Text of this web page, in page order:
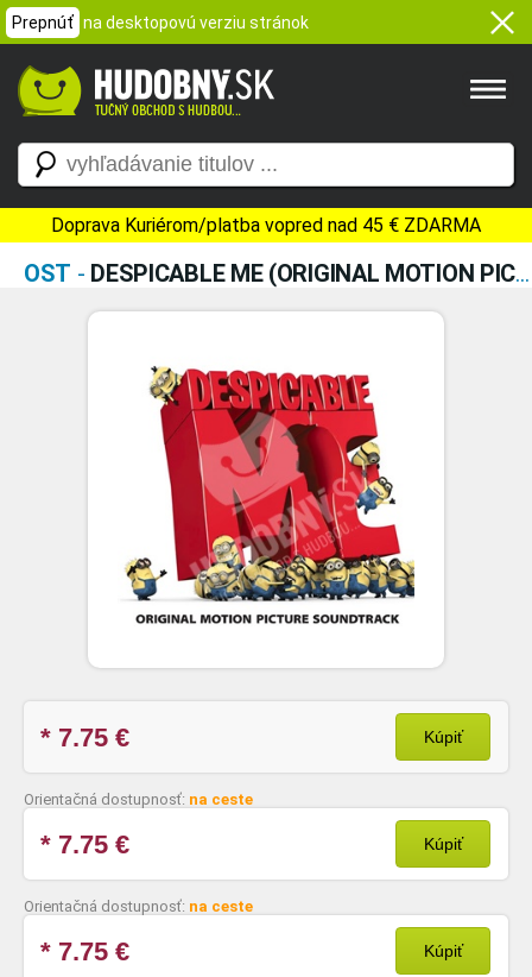
Prepnúť na desktopovú verziu stránok
Doprava Kuriérom/platba vopred nad 45 € ZDARMA
OST - DESPICABLE ME (ORIGINAL MOTION PICTURE SOUNDTRACK)
* 7.75 € Kúpiť
Orientačná dostupnosť: na ceste
* 7.75 € Kúpiť
Orientačná dostupnosť: na ceste
* 7.75 € Kúpiť